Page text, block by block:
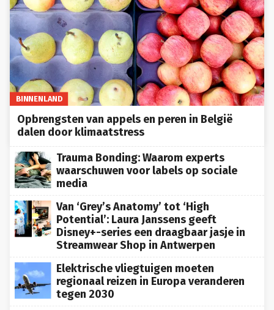
BINNENLAND
Opbrengsten van appels en peren in België
dalen door klimaatstress
Trauma Bonding: Waarom experts
waarschuwen voor labels op sociale
media
Van ‘Grey’s Anatomy’ tot ‘High
Potential’: Laura Janssens geeft
Disney+-series een draagbaar jasje in
Streamwear Shop in Antwerpen
Elektrische vliegtuigen moeten
regionaal reizen in Europa veranderen
tegen 2030